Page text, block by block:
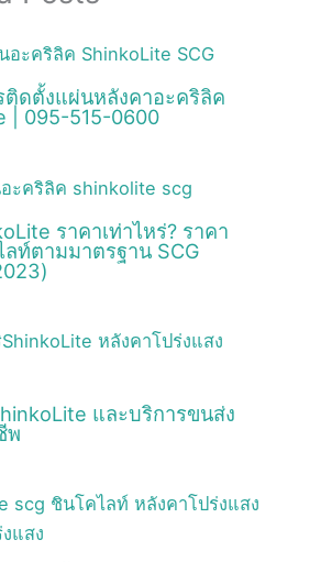
ดตั้งแผ่นหลังคาอะคริลิค
| 095-515-0600
ราคาเท่าไหร่? ราคา
ท์ตามมาตรฐาน SCG
และบริการขนส่ง
พ